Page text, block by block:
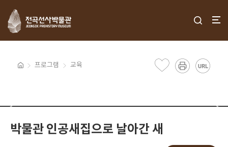
프로그램 교육
박물관 인공새집으로 날아간 새